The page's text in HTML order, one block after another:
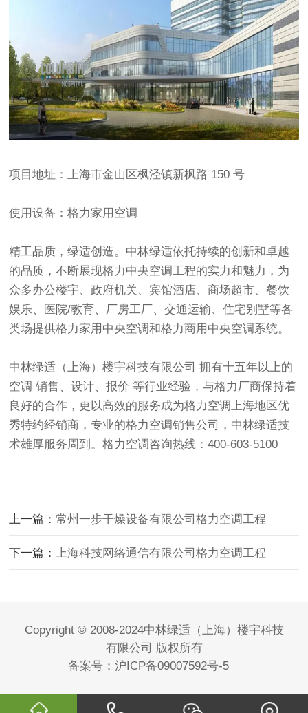
项目地址：上海市金山区枫泾镇新枫路 150 号
使用设备：格力家用空调
精工品质，绿适创造。中林绿适依托持续的创新和卓越
的品质，不断展现格力中央空调工程的实力和魅力，为
众多办公楼宇、政府机关、宾馆酒店、商场超市、餐饮
娱乐、医院/教育、厂房工厂、交通运输、住宅别墅等各
类场提供格力家用中央空调和格力商用中央空调系统。
中林绿适（上海）楼宇科技有限公司 拥有十五年以上的
空调 销售、设计、报价 等行业经验，与格力厂商保持着
良好的合作，更以高效的服务成为格力空调上海地区优
秀特约经销商，专业的格力空调销售公司，中林绿适技
术雄厚服务周到。格力空调咨询热线：400-603-5100
上一篇：常州一步干燥设备有限公司格力空调工程
下一篇：上海科技网络通信有限公司格力空调工程
Copyright © 2008-2024中林绿适（上海）楼宇科技
有限公司 版权所有
备案号： 沪ICP备09007592号-5